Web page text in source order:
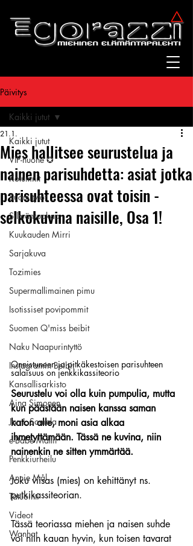
Päivitys
Kaikki jutut
VIP-huone ✪
Kolumnit
Suomitytöt
Silmänruokaa
Kuukauden Mirri
Sarjakuva
Tozimies
Supermallimainen pimu
Isotissiset povipommit
Suomen Q'miss beibit
Naku Naapurintyttö
Instagramin Beibit
Kansallisarkisto
Aina Simonen
Jan I. Somela
e-Babe Mallit
Penkkiurheilu
Annie Mål
Tatuointi
Videot
Wanhat
Kaikki jutut
Mies hallitsee seurustelua ja
nainen parisuhdetta: asiat jotka
parisuhteessa ovat toisin -
selkokuvina naisille, Osa 1!
21.1.
Onnistuneen ja pitkäkestoisen parisuhteen
salaisuus on jenkkikassiteorio
Seurustelu voi olla kuin pumpulia, mutta
kun päästään naisen kanssa saman
katon alle, moni asia alkaa
ihmetyttämään. Tässä ne kuvina, niin
nainenkin ne sitten ymmärtää.
Joku viisas (mies) on kehittänyt ns.
putkikassiteorian.
Tässä teoriassa miehen ja naisen suhde
voi niin kauan hyvin, kun toisen tavarat